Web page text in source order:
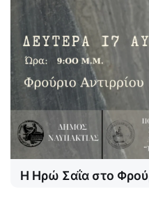
Η Ηρώ Σαΐα στο